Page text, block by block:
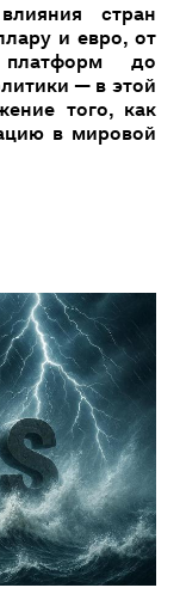
стран
и евро, от
платформ до
— в этой
того, как
в мировой